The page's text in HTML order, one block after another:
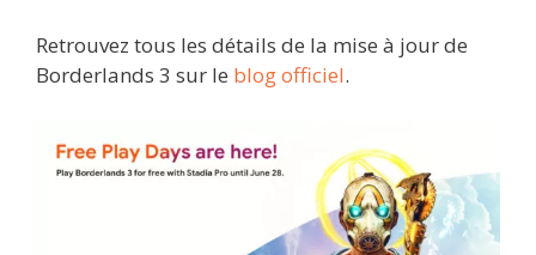
Retrouvez tous les détails de la mise à jour de
Borderlands 3 sur le blog officiel.